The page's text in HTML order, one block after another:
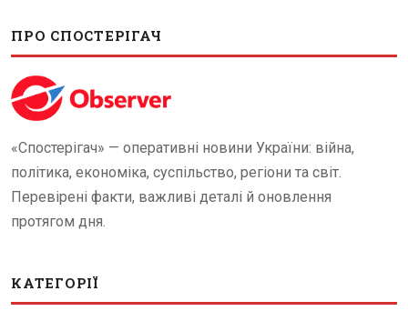
ПРО СПОСТЕРІГАЧ
«Спостерігач» — оперативні новини України: війна,
політика, економіка, суспільство, регіони та світ.
Перевірені факти, важливі деталі й оновлення
протягом дня.
КАТЕГОРІЇ